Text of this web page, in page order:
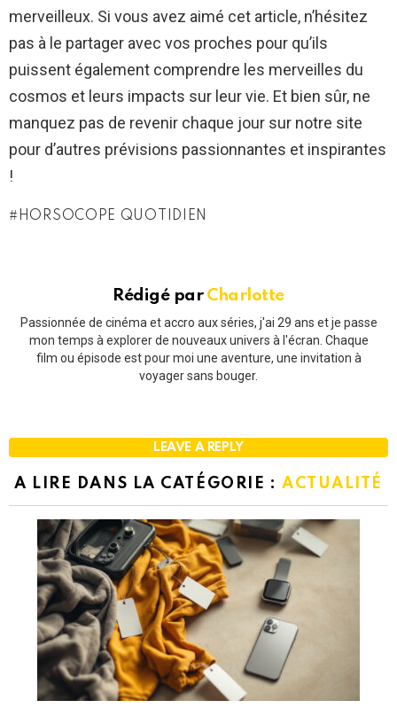
merveilleux. Si vous avez aimé cet article, n’hésitez
pas à le partager avec vos proches pour qu’ils
puissent également comprendre les merveilles du
cosmos et leurs impacts sur leur vie. Et bien sûr, ne
manquez pas de revenir chaque jour sur notre site
pour d’autres prévisions passionnantes et inspirantes
!
HORSOCOPE QUOTIDIEN
Rédigé par Charlotte
Passionnée de cinéma et accro aux séries, j'ai 29 ans et je passe
mon temps à explorer de nouveaux univers à l'écran. Chaque
film ou épisode est pour moi une aventure, une invitation à
voyager sans bouger.
LEAVE A REPLY
A LIRE DANS LA CATÉGORIE : ACTUALITÉ